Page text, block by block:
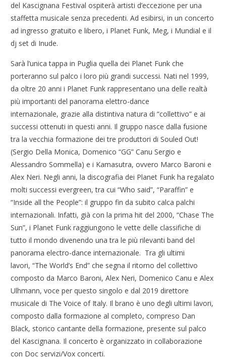
del Kascignana Festival ospiterà artisti d’eccezione per una
staffetta musicale senza precedenti. Ad esibirsi, in un concerto
ad ingresso gratuito e libero, i Planet Funk, Meg, i Mundial e il
dj set di Inude.
Sarà l’unica tappa in Puglia quella dei Planet Funk che
porteranno sul palco i loro più grandi successi. Nati nel 1999,
da oltre 20 anni i Planet Funk rappresentano una delle realtà
più importanti del panorama elettro-dance
internazionale, grazie alla distintiva natura di “collettivo” e ai
successi ottenuti in questi anni. Il gruppo nasce dalla fusione
tra la vecchia formazione dei tre produttori di Souled Out!
(Sergio Della Monica, Domenico “GG” Canu Sergio e
Alessandro Sommella) e i Kamasutra, ovvero Marco Baroni e
Alex Neri. Negli anni, la discografia dei Planet Funk ha regalato
molti successi evergreen, tra cui “Who said”, “Paraffin” e
“Inside all the People”: il gruppo fin da subito calca palchi
internazionali. Infatti, già con la prima hit del 2000, “Chase The
Sun”, i Planet Funk raggiungono le vette delle classifiche di
tutto il mondo divenendo una tra le più rilevanti band del
panorama electro-dance internazionale. Tra gli ultimi
lavori, “The World’s End” che segna il ritorno del collettivo
composto da Marco Baroni, Alex Neri, Domenico Canu e Alex
Ulhmann, voce per questo singolo e dal 2019 direttore
musicale di The Voice of Italy. Il brano è uno degli ultimi lavori,
composto dalla formazione al completo, compreso Dan
Black, storico cantante della formazione, presente sul palco
del Kascignana. Il concerto è organizzato in collaborazione
con Doc servizi/Vox concerti.